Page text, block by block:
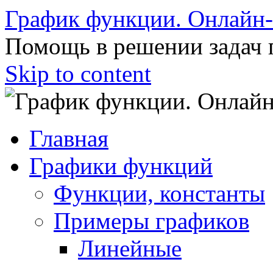
График функции.
Помощь в решении задач
Skip to content
Главная
Графики функций
Функции, константы
Примеры графиков
Линейные